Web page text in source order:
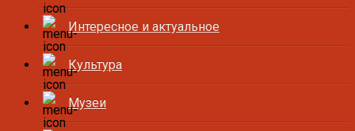
Интересное и актуальное
Культура
Музеи